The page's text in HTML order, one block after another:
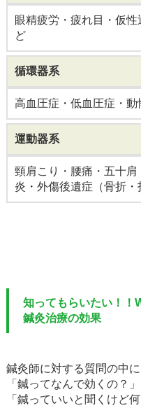
眼精疲労・疲れ目・仮
ど
循環器系
高血圧症・低血圧症・
運動器系
頸肩こり・腰痛・五十
炎・外傷後遺症（骨折
知ってもらいたい！！
鍼灸治療の効果
鍼灸師に対する質問の中に
「鍼ってなんで効くの？」
「鍼っていいと聞くけど